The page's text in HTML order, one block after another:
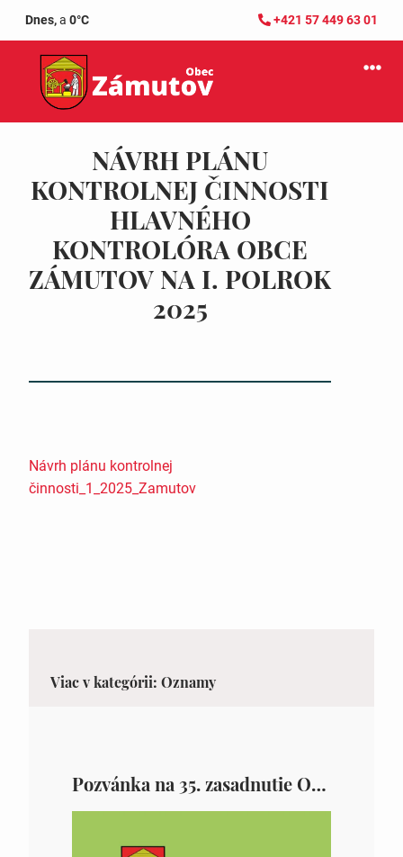
Dnes,a 0°C +421 57 449 63 01
NÁVRH PLÁNU
KONTROLNEJ ČINNOSTI
HLAVNÉHO
KONTROLÓRA OBCE
ZÁMUTOV NA I. POLROK
2025
Návrh plánu kontrolnej
činnosti_1_2025_Zamutov
Viac v kategórii: Oznamy
Pozvánka na 35. zasadnutie OZ v Zámutove